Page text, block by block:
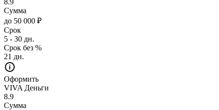
8.9
Сумма
до 50 000 ₽
Срок
5 - 30 дн.
Срок без %
21 дн.
Оформить
VIVA Деньги
8.9
Сумма